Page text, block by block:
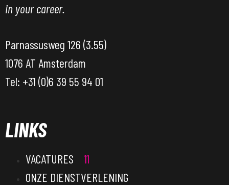
in your career.
Parnassusweg 126 (3.55)
1076 AT Amsterdam
Tel: +31 (0)6 39 55 94 01
LINKS
VACATURES
11
ONZE DIENSTVERLENING